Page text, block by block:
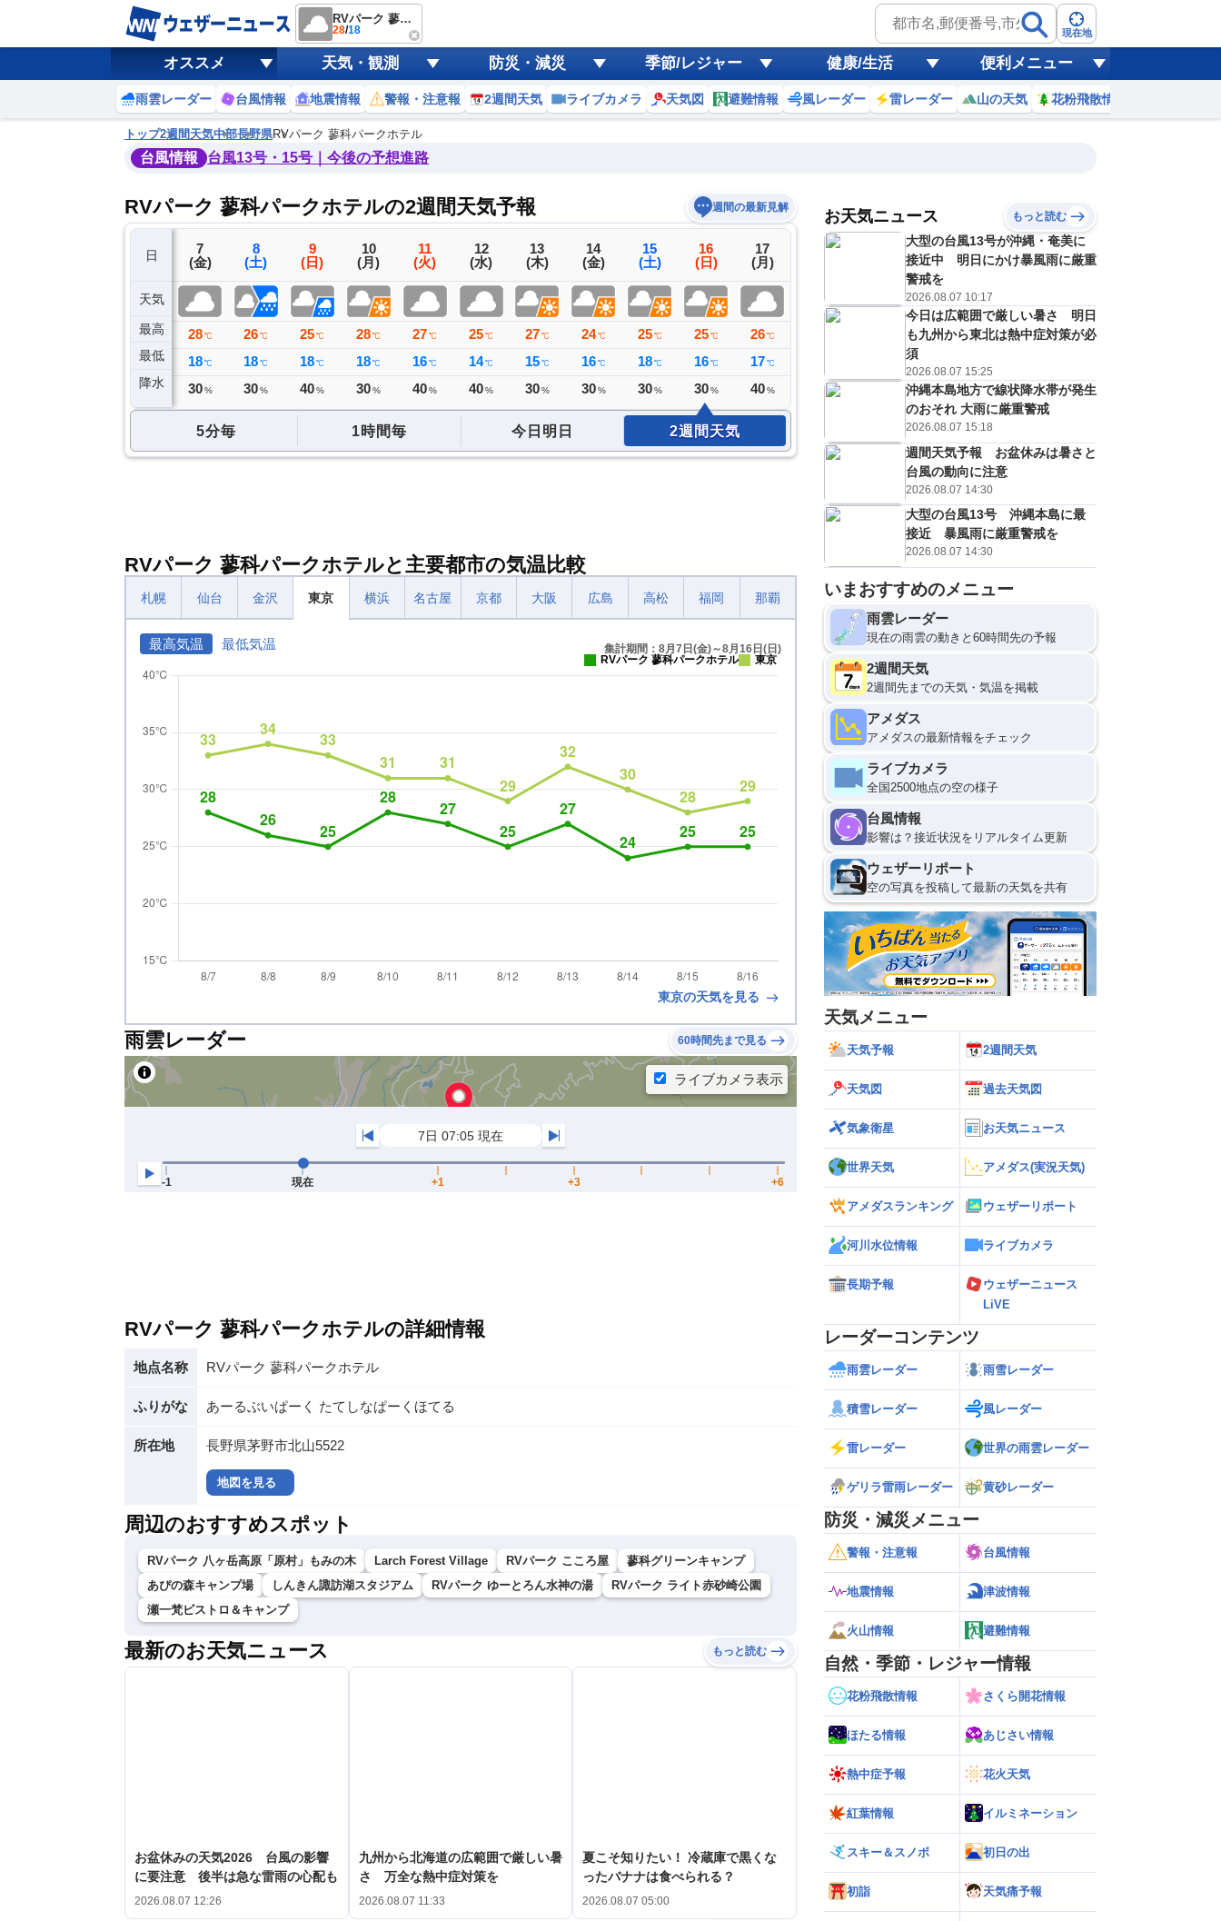
RVパーク 蓼科パークホテル
28/18 現在地
オススメ 天気・観測 防災・減災 季節/レジャー 健康/生活 便利メニュー
雨雲レーダー 台風情報 地震情報 警報・注意報 2週間天気 ライブカメラ 天気図 避難情報 風レーダー 雷レーダー 山の天気 花粉飛散情報
トップ2週間天気中部長野県RVパーク 蓼科パークホテル
台風情報 台風13号・15号｜今後の予想進路
RVパーク 蓼科パークホテルの2週間天気予報 週間の最新見解
日
天気
最高
最低
降水
6
(木)
28℃
17℃
ミリ
7
(金)
28 ℃
18 ℃
30 %
8
(土)
26 ℃
18 ℃
30 %
9
(日)
25 ℃
18 ℃
40 %
10
(月)
28 ℃
18 ℃
30 %
11
(火)
27℃
16℃
40%
12
(水)
25℃
14℃
40%
13
(木)
27℃
15℃
30%
14
(金)
24℃
16℃
30%
15
(土)
25 ℃
18 ℃
30 %
16
(日)
25 ℃
16 ℃
30 %
17
(月)
26 ℃
17 ℃
40 %
18
%
20
(木)
E
29℃
40%
21
(金)
E
29 ℃
40%
予報の
信頼度
B
C
D
5分毎 1時間毎 今日明日 2週間天気
RVパーク 蓼科パークホテルと主要都市の気温比較
札幌 仙台 金沢 東京 横浜 名古屋 京都 大阪 広島 高松 福岡 那覇
最高気温 最低気温
集計期間：8月7日(金)～8月16日(日)
RVパーク 蓼科パークホテル
東京
東京の天気を見る
雨雲レーダー 60時間先まで見る
RVパーク 蓼科パークホテルの詳細情報
地点名称 RVパーク 蓼科パークホテル
ふりがな あーるぶいぱーく たてしなぱーくほてる
所在地 長野県茅野市北山5522
地図を見る
周辺のおすすめスポット
RVパーク 八ヶ岳高原「原村」もみの木 Larch Forest Village RVパーク こころ屋
蓼科グリーンキャンプ
あぴの森キャンプ場
しんきん諏訪湖スタジアム RVパーク ゆーとろん水神の湯
RVパーク ライト赤砂崎公園
瀬一梵ビストロ＆キャンプ
最新のお天気ニュース もっと読む
お盆休みの天気2026 台風の影響
に要注意 後半は急な雷雨の心配も
2026.08.07 12:26
九州から北海道の広範囲で厳しい暑
さ 万全な熱中症対策を
2026.08.07 11:33
夏こそ知りたい！ 冷蔵庫で黒くな
ったバナナは食べられる？
2026.08.07 05:00
お天気ニュース もっと読む
大型の台風13号が沖縄・奄美に
接近中 明日にかけ暴風雨に厳重
警戒を
2026.08.07 10:17
今日は広範囲で厳しい暑さ 明日
も九州から東北は熱中症対策が必
須
2026.08.07 15:25
沖縄本島地方で線状降水帯が発生
のおそれ 大雨に厳重警戒
2026.08.07 15:18
週間天気予報 お盆休みは暑さと
台風の動向に注意
2026.08.07 14:30
大型の台風13号 沖縄本島に最
接近 暴風雨に厳重警戒を
2026.08.07 14:30
いまおすすめのメニュー
雨雲レーダー
現在の雨雲の動きと60時間先の予報
2週間天気
2週間先までの天気・気温を掲載
アメダス
アメダスの最新情報をチェック
ライブカメラ
全国2500地点の空の様子
台風情報
影響は？接近状況をリアルタイム更新
ウェザーリポート
空の写真を投稿して最新の天気を共有
天気メニュー
天気予報 2週間天気
天気図 過去天気図
気象衛星 お天気ニュース
世界天気 アメダス(実況天気)
アメダスランキング ウェザーリポート
河川水位情報 ライブカメラ
長期予報
ウェザーニュース
LiVE
レーダーコンテンツ
雨雲レーダー 雨雪レーダー
積雪レーダー 風レーダー
雷レーダー 世界の雨雲レーダー
ゲリラ雷雨レーダー 黄砂レーダー
防災・減災メニュー
警報・注意報 台風情報
地震情報 津波情報
火山情報 避難情報
自然・季節・レジャー情報
花粉飛散情報 さくら開花情報
ほたる情報 あじさい情報
熱中症予報 花火天気
紅葉情報 イルミネーション
スキー＆スノボ 初日の出
初詣 天気痛予報